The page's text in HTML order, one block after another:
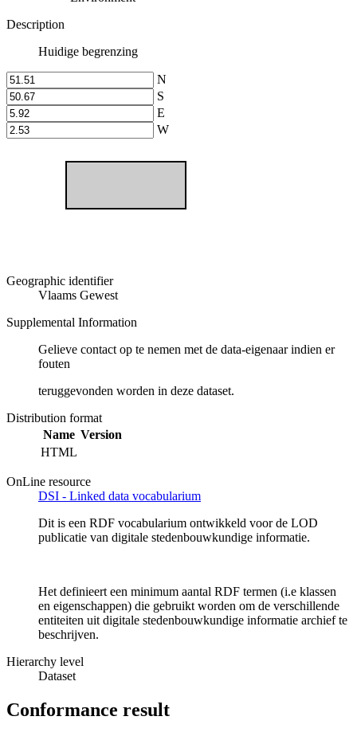
Description
Huidige begrenzing
N
S
E
W
Geographic identifier
Vlaams Gewest
Supplemental Information
Gelieve contact op te nemen met de data-eigenaar indien er
fouten
teruggevonden worden in deze dataset.
Distribution format
Name Version
HTML
OnLine resource
DSI - Linked data vocabularium
Dit is een RDF vocabularium ontwikkeld voor de LOD
publicatie van digitale stedenbouwkundige informatie.
Het definieert een minimum aantal RDF termen (i.e klassen
en eigenschappen) die gebruikt worden om de verschillende
entiteiten uit digitale stedenbouwkundige informatie archief te
beschrijven.
Hierarchy level
Dataset
Conformance result